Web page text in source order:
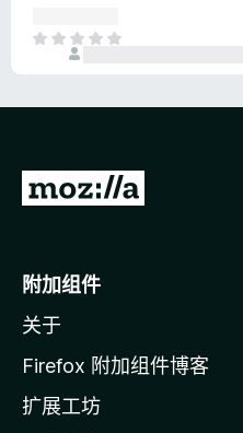
目
无
转
o
i
l
a
附加组件
关于
Firefox 附加组件博客
扩展工坊